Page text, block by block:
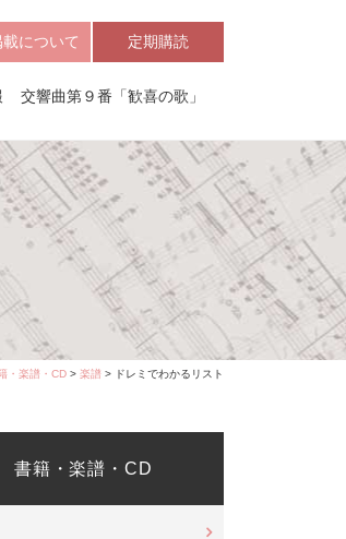
について 定期購読
交響曲第９番「歓喜の歌」
・楽譜・CD > 楽譜 > ドレミでわかるリスト
書籍・楽譜・CD